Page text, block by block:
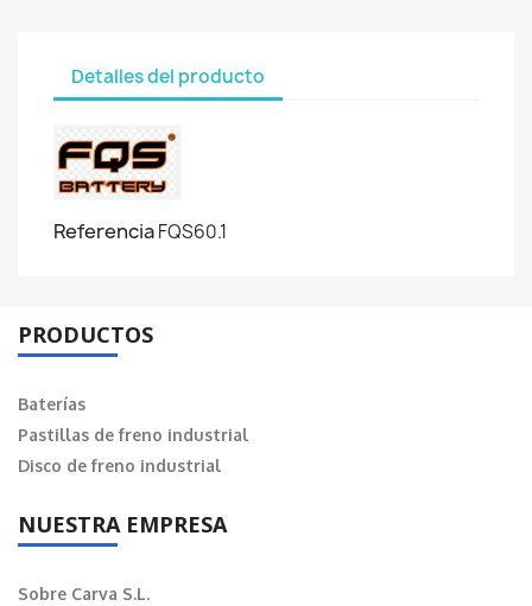
Detalles del producto
ReferenciaFQS60.1
PRODUCTOS
Baterías
Pastillas de freno industrial
Disco de freno industrial
NUESTRA EMPRESA
Sobre Carva S.L.